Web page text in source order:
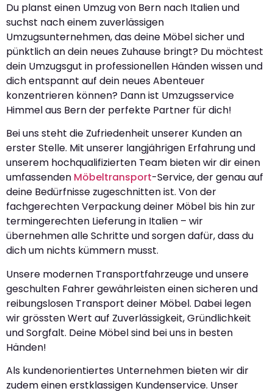
Du planst einen Umzug von Bern nach Italien und
suchst nach einem zuverlässigen
Umzugsunternehmen, das deine Möbel sicher und
pünktlich an dein neues Zuhause bringt? Du möchtest
dein Umzugsgut in professionellen Händen wissen und
dich entspannt auf dein neues Abenteuer
konzentrieren können? Dann ist Umzugsservice
Himmel aus Bern der perfekte Partner für dich!
Bei uns steht die Zufriedenheit unserer Kunden an
erster Stelle. Mit unserer langjährigen Erfahrung und
unserem hochqualifizierten Team bieten wir dir einen
umfassenden Möbeltransport-Service, der genau auf
deine Bedürfnisse zugeschnitten ist. Von der
fachgerechten Verpackung deiner Möbel bis hin zur
termingerechten Lieferung in Italien – wir
übernehmen alle Schritte und sorgen dafür, dass du
dich um nichts kümmern musst.
Unsere modernen Transportfahrzeuge und unsere
geschulten Fahrer gewährleisten einen sicheren und
reibungslosen Transport deiner Möbel. Dabei legen
wir grössten Wert auf Zuverlässigkeit, Gründlichkeit
und Sorgfalt. Deine Möbel sind bei uns in besten
Händen!
Als kundenorientiertes Unternehmen bieten wir dir
zudem einen erstklassigen Kundenservice. Unser